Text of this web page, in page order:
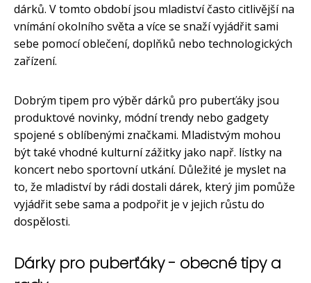
dárků. V tomto období jsou mladiství často citlivější na
vnímání okolního světa a více se snaží vyjádřit sami
sebe pomocí oblečení, doplňků nebo technologických
zařízení.
Dobrým tipem pro výběr dárků pro puberťáky jsou
produktové novinky, módní trendy nebo gadgety
spojené s oblíbenými značkami. Mladistvým mohou
být také vhodné kulturní zážitky jako např. lístky na
koncert nebo sportovní utkání. Důležité je myslet na
to, že mladiství by rádi dostali dárek, který jim pomůže
vyjádřit sebe sama a podpořit je v jejich růstu do
dospělosti.
Dárky pro puberťáky - obecné tipy a